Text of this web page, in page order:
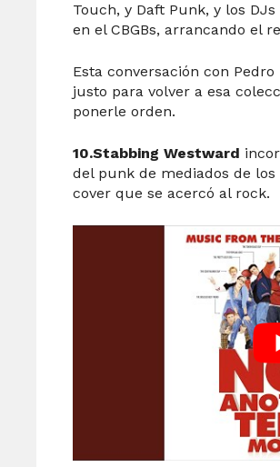
Touch, y Daft Punk, y los
en el CBGBs, arrancando el
Esta conversación con
justo para volver a esa
ponerle orden.
10.Stabbing Westward
del punk de mediados de
cover que se acercó al rock.